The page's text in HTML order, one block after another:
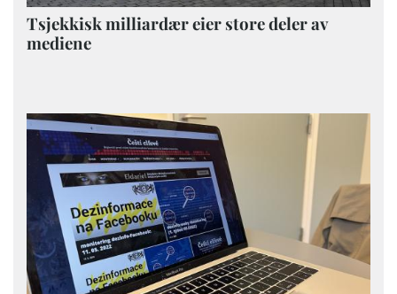
Tsjekkisk milliardær eier store deler av
mediene